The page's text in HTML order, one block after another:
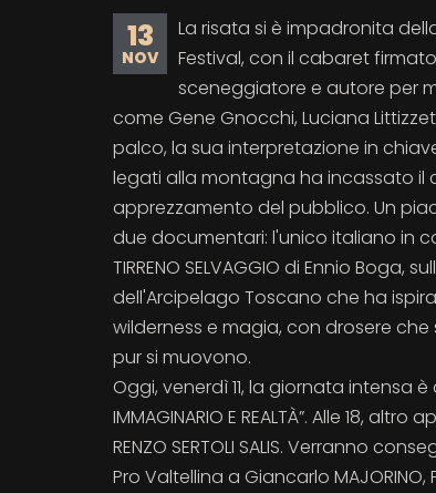
13
NOV
La risata si è impadronita
Festival, con il cabaret
sceneggiatore e autore per
come Gene Gnocchi, Luciana
palco, la sua interpretazione in
legati alla montagna ha incassato il
apprezzamento del pubblico. Un
due documentari: l'unico italiano in
TIRRENO SELVAGGIO di Ennio Boga,
dell'Arcipelago Toscano che ha
wilderness e magia, con drosere
pur si muovono.
Oggi, venerdì 11, la giornata intensa è
IMMAGINARIO E REALTÀ”. Alle 18,
RENZO SERTOLI SALIS. Verranno
Pro Valtellina a Giancarlo